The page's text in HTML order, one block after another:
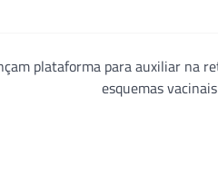
plataforma para auxiliar na
esquemas